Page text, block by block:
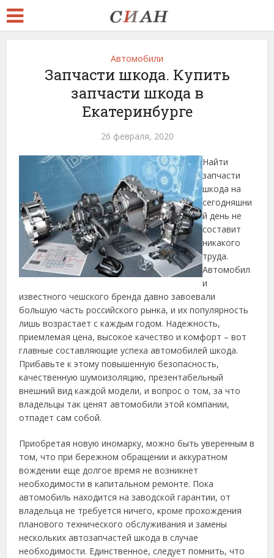
Автомобили
Запчасти шкода. Купить
запчасти шкода в
Екатеринбурге
26 февраля, 2020
Найти
запчасти
шкодана
сегодняшни
й день не
составит
никакого
труда.
Автомобил
и
известного чешского бренда давно завоевали
большую часть российского рынка, и их популярность
лишь возрастает с каждым годом. Надежность,
приемлемаяцена, высокое качество и комфорт – вот
главные составляющие успехаавтомобилейшкода.
Прибавьте к этому повышенную безопасность,
качественную шумоизоляцию, презентабельный
внешний вид каждоймодели, и вопрос о том, за что
владельцы так ценятавтомобилиэтой компании,
отпадет сам собой.
Приобретая новую иномарку, можно быть уверенным в
том, что при бережном обращении и аккуратном
вождении еще долгое время не возникнет
необходимости в капитальном ремонте. Пока
автомобильнаходится на заводской гарантии, от
владельца не требуется ничего, кроме прохождения
планового технического обслуживания и замены
несколькихавтозапчастей шкодав случае
необходимости. Единственное, следует помнить, что